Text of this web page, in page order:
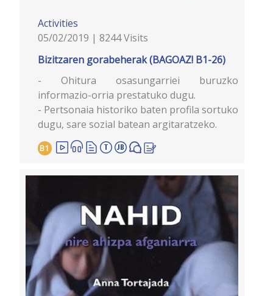
Activities
05/02/2019 | 8244 Visits
Bizitzaren gorabeherak (BAGOAZ! B1-26)
- Ohitura osasungarriei buruzko
informazio-orria prestatuko dugu.
- Pertsonaia historiko baten profila sortuko
dugu, sare sozial batean argitaratzeko.
B1